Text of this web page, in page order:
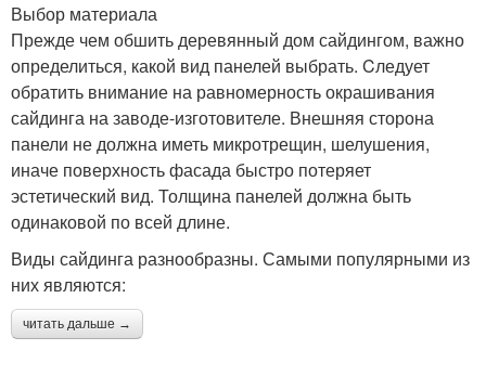
Виниловые сайдинги Пластиковый сайдинг
Сайдинг за и Каркас под сайдинг
Цокольный сайдинг
Выбор материала
Прежде чем обшить деревянный дом сайдингом, важно
определиться, какой вид панелей выбрать. Cледует
обратить внимание на равномерность окрашивания
сайдинга на заводе-изготовителе. Внешняя сторона
панели не должна иметь микротрещин, шелушения,
иначе поверхность фасада быстро потеряет
эстетический вид. Толщина панелей должна быть
одинаковой по всей длине.
Виды сайдинга разнообразны. Самыми популярными из
них являются:
читать дальше →